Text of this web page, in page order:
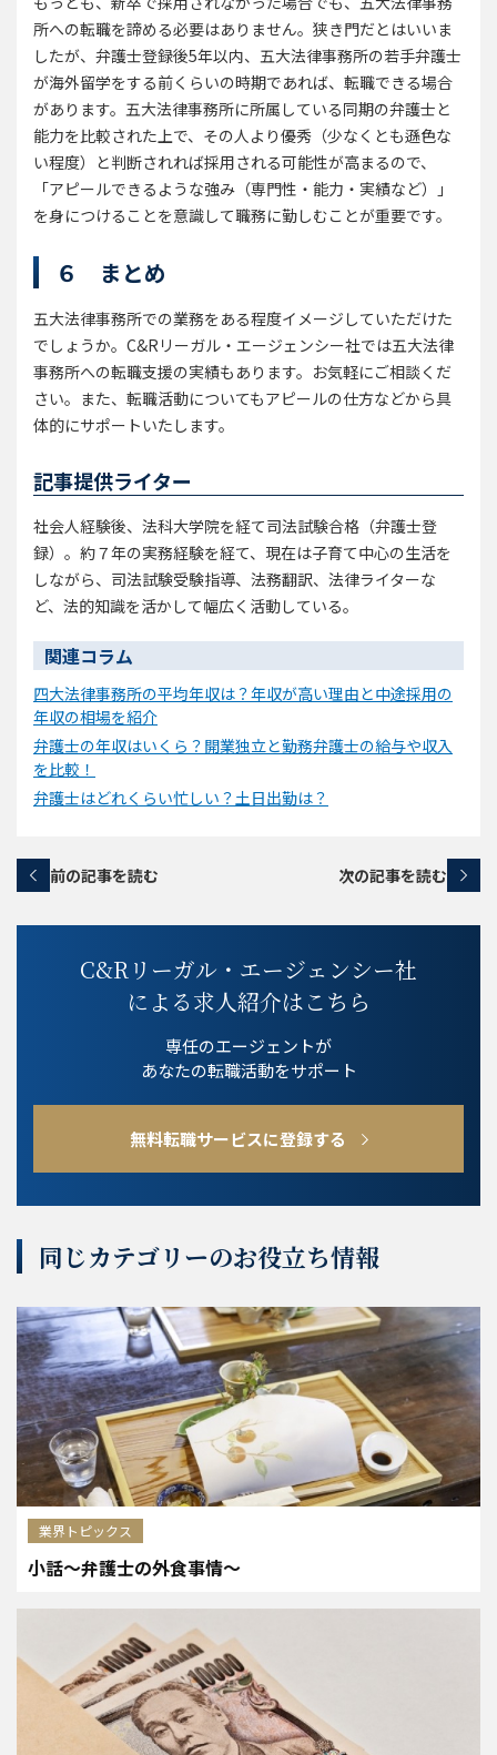
所への転職を諦める必要はありません。狭き門だとはいいま
したが、弁護士登録後5年以内、五大法律事務所の若手弁護士
が海外留学をする前くらいの時期であれば、転職できる場合
があります。五大法律事務所に所属している同期の弁護士と
能力を比較された上で、その人より優秀（少なくとも遜色な
い程度）と判断されれば採用される可能性が高まるので、
「アピールできるような強み（専門性・能力・実績など）」
を身につけることを意識して職務に勤しむことが重要です。
６ まとめ
五大法律事務所での業務をある程度イメージしていただけた
でしょうか。C&Rリーガル・エージェンシー社では五大法律
事務所への転職支援の実績もあります。お気軽にご相談くだ
さい。また、転職活動についてもアピールの仕方などから具
体的にサポートいたします。
記事提供ライター
社会人経験後、法科大学院を経て司法試験合格（弁護士登
録）。約７年の実務経験を経て、現在は子育て中心の生活を
しながら、司法試験受験指導、法務翻訳、法律ライターな
ど、法的知識を活かして幅広く活動している。
関連コラム
四大法律事務所の平均年収は？年収が高い理由と中途採用の
年収の相場を紹介
弁護士の年収はいくら？開業独立と勤務弁護士の給与や収入
を比較！
弁護士はどれくらい忙しい？土日出勤は？
前の記事を読む 次の記事を読む
C&Rリーガル・エージェンシー社
による求人紹介はこちら
専任のエージェントが
あなたの転職活動をサポート
無料転職サービスに登録する
同じカテゴリーのお役立ち情報
業界トピックス
小話～弁護士の外食事情～